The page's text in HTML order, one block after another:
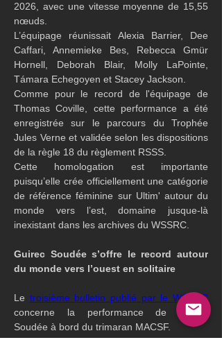
2026, avec une vitesse moyenne de 15,55
nœuds.
L’équipage réunissait Alexia Barrier, Dee
Caffari, Annemieke Bes, Rebecca Gmür
Hornell, Deborah Blair, Molly LaPointe,
Támara Echegoyen et Stacey Jackson.
Comme pour le record de l'équipage de
Thomas Coville, cette performance a été
enregistrée sur le parcours du Trophée
Jules Verne et validée selon les dispositions
de la règle 18 du règlement RSSS.
Cette homologation est importante
puisqu’elle crée officiellement une catégorie
de référence féminine sur Ultim' autour du
monde vers l’est, domaine jusque-là
inexistant dans les archives du WSSRC.
Guirec Soudée s’offre le record autour
du monde vers l’ouest en solitaire
Le troisième bulletin publié par le WSSRC
concerne la performance de Guirec
Soudée à bord du trimaran MACSF.
Le marin breton établit le nouveau record